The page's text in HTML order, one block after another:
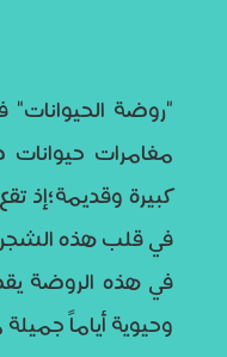
"روضة الحيوانات"
مغامرات
كبيرة وقديمة؛إذ
في قلب هذه
في هذه الروضة
وحيوية أياماً